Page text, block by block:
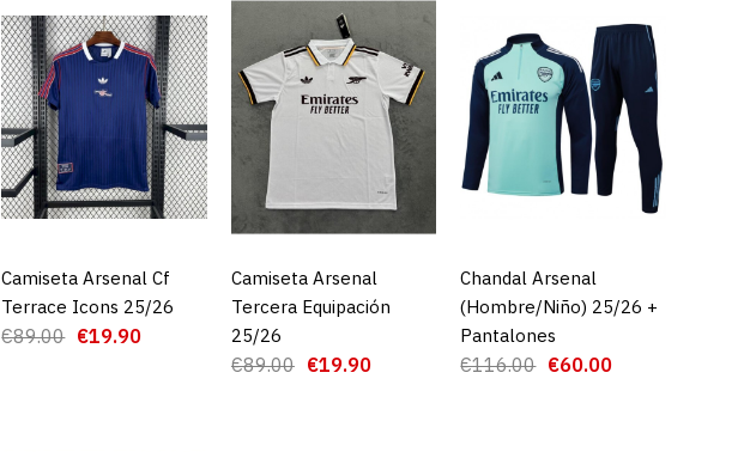
ADD TO WISHLIST
AGREGAR AL CARRO
Camiseta Arsenal Cf
Terrace Icons 25/26
€89.00 €19.90
AGREGAR AL CARRO
Camiseta Arsenal
Tercera Equipación
25/26
€89.00 €19.90
AGREGAR AL CARRO
Chandal Arsenal
(Hombre/Niño) 25/26 +
Pantalones
€116.00 €60.00